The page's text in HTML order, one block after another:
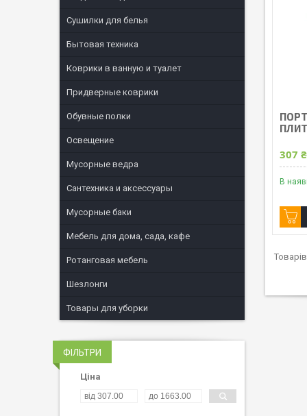
307 ₴
В
Сушилки для белья
Бытовая техника
Коврики в ванную и туалет
Придверные коврики
Обувные полки
Освещение
Мусорные ведра
Сантехника и аксессуары
Мусорные баки
Мебель для дома, сада, кафе
Ротанговая мебель
Шезлонги
Товары для уборки
ФІЛЬТРИ
Ціна